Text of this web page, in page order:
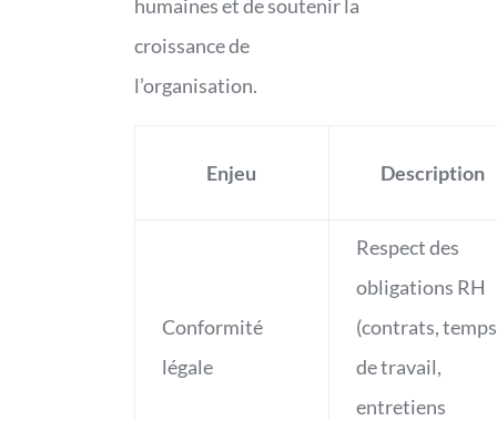
humaines et de soutenir la
croissance de
l’organisation.
Enjeu Description
Conformité
légale
Respect des
obligations RH
(contrats, temps
de travail,
entretiens